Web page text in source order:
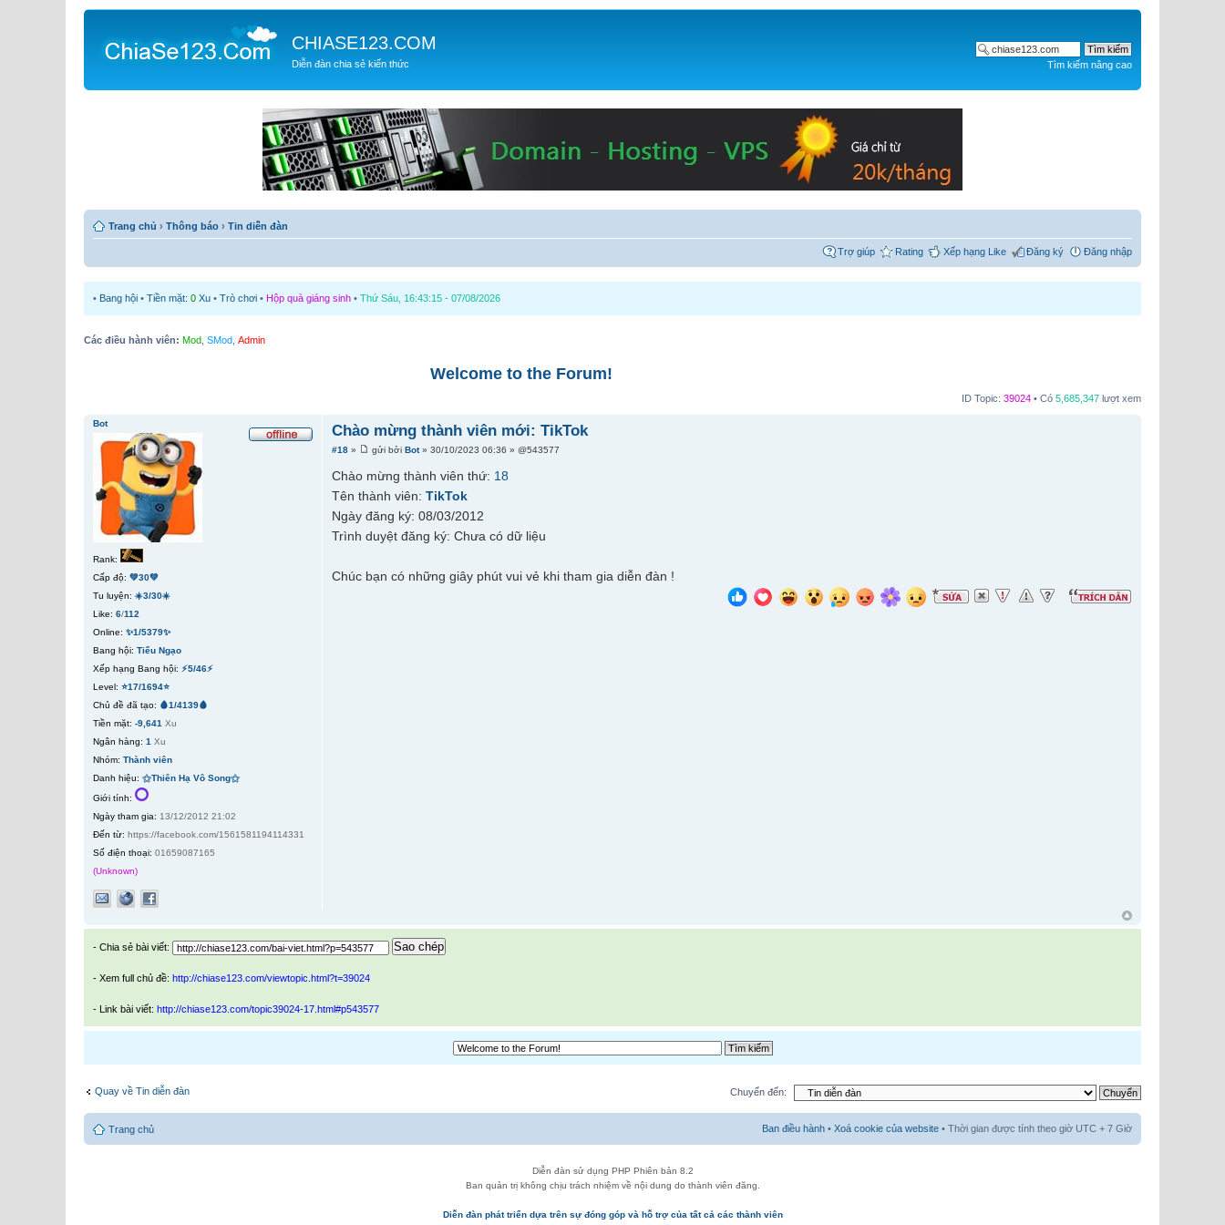
CHIASE123.COM
Diễn đàn chia sẻ kiến thức Tìm kiếm nâng cao
Trang chủ › Thông báo › Tin diễn đàn
Trợ giúp Rating Xếp hạng Like Đăng ký Đăng nhập
• Bang hội • Tiền mặt: 0 Xu • Trò chơi • Hộp quà giáng sinh • Thứ Sáu, 16:43:15 - 07/08/2026
Các điều hành viên: Mod SMod Admin
Welcome to the Forum!
ID Topic: 39024 • Có 5,685,347 lượt xem
Chào mừng thành viên mới: TikTok
#18 » gửi bởiBot» 30/10/2023 06:36 » @543577
Chào mừng thành viên thứ: 18
Tên thành viên:TikTok
Ngày đăng ký: 08/03/2012
Trình duyệt đăng ký: Chưa có dữ liệu
Chúc bạn có những giây phút vui vẻ khi tham gia diễn đàn !
Bot
Rank:
Cấp độ: 💚30💚
Tu luyện: ☀️3/30☀️
Like: 6/112
Online: ✨1/5379✨
Bang hội: Tiếu Ngạo
Xếp hạng Bang hội: ⚡5/46⚡
Level: ⭐17/1694⭐
Chủ đề đã tạo: 🩸1/4139🩸
Tiền mặt: -9,641 Xu
Ngân hàng: 1 Xu
Nhóm: Thành viên
Danh hiệu: ⚝Thiên Hạ Vô Song⚝
Giới tính:
Ngày tham gia: 13/12/2012 21:02
Đến từ: https://facebook.com/1561581194114331
Số điện thoại: 01659087165
(Unknown)
- Chia sẻ bài viết: Sao chép
- Xem full chủ đề: http://chiase123.com/viewtopic.html?t=39024
- Link bài viết: http://chiase123.com/topic39024-17.html#p543577
Quay về Tin diễn đàn Chuyển đến:
Trang chủ Ban điều hành • Xoá cookie của website • Thời gian được tính theo giờ UTC + 7 Giờ
Diễn đàn sử dụng PHP Phiên bản 8.2
Ban quản trị không chịu trách nhiệm về nội dung do thành viên đăng.
Diễn đàn phát triển dựa trên sự đóng góp và hỗ trợ của tất cả các thành viên